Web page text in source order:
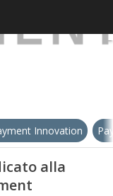
Innovation
alla